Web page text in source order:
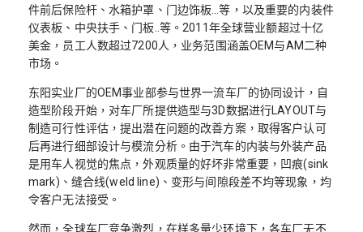
件前后保险杆、水箱护罩、门边饰板…等，以及重要的内装件
仪表板、中央扶手、门板..等。2011年全球营业额超过十亿
美金，员工人数超过7200人，业务范围涵盖OEM与AM二种
市场。
东阳实业厂的OEM事业部参与世界一流车厂的协同设计，自
造型阶段开始，对车厂所提供造型与3D数据进行LAYOUT与
制造可行性评估，提出潜在问题的改善方案，取得客户认可
后再进行细部设计与模流分析。由于汽车的内装与外装产品
是用车人视觉的焦点，外观质量的好坏非常重要，凹痕(sink
mark)、缝合线(weld line)、变形与间隙段差不均等现象，均
令客户无法接受。
然而，全球车厂竞争激烈，在样多量少环境下，各车厂无不